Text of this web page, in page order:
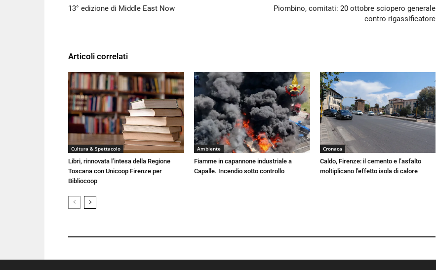
13° edizione di Middle East Now
Piombino, comitati: 20 ottobre sciopero generale
contro rigassificatore
Articoli correlati
Cultura & Spettacolo
Libri, rinnovata l’intesa della Regione
Toscana con Unicoop Firenze per
Bibliocoop
Ambiente
Fiamme in capannone industriale a
Capalle. Incendio sotto controllo
Cronaca
Caldo, Firenze: il cemento e l’asfalto
moltiplicano l’effetto isola di calore